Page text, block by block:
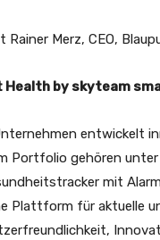
Rainer Merz, CEO,
Health by skyteam
entwickelt
Portfolio gehören
mit
Plattform für aktuelle